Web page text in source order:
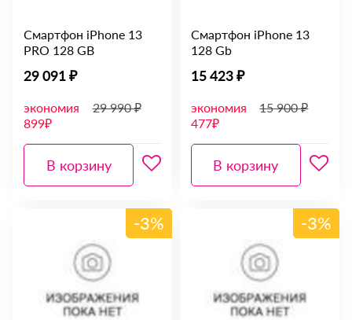
Смартфон iPhone 13
PRO 128 GB
29 091 ₽
экономия
899₽
29 990 ₽
В корзину
Смартфон iPhone 13
128 Gb
15 423 ₽
экономия
477₽
15 900 ₽
В корзину
-3% -3%